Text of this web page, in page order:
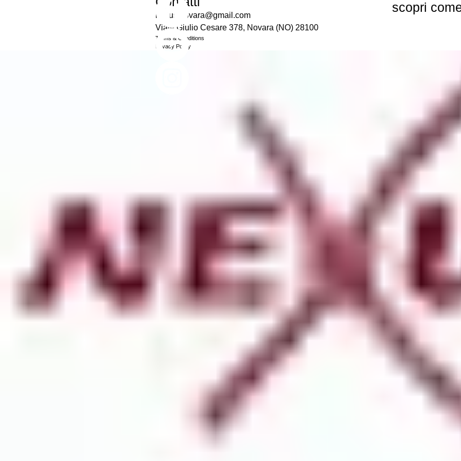
nexus.novara@gmail.com
Viale Giulio Cesare 378, Novara (NO) 28100
Terms & Conditions
Privacy Policy
scopri